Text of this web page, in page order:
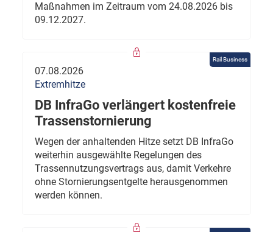
Maßnahmen im Zeitraum vom 24.08.2026 bis
09.12.2027.
Rail Business
07.08.2026
Extremhitze
DB InfraGo verlängert kostenfreie
Trassenstornierung
Wegen der anhaltenden Hitze setzt DB InfraGo
weiterhin ausgewählte Regelungen des
Trassennutzungsvertrags aus, damit Verkehre
ohne Stornierungsentgelte herausgenommen
werden können.